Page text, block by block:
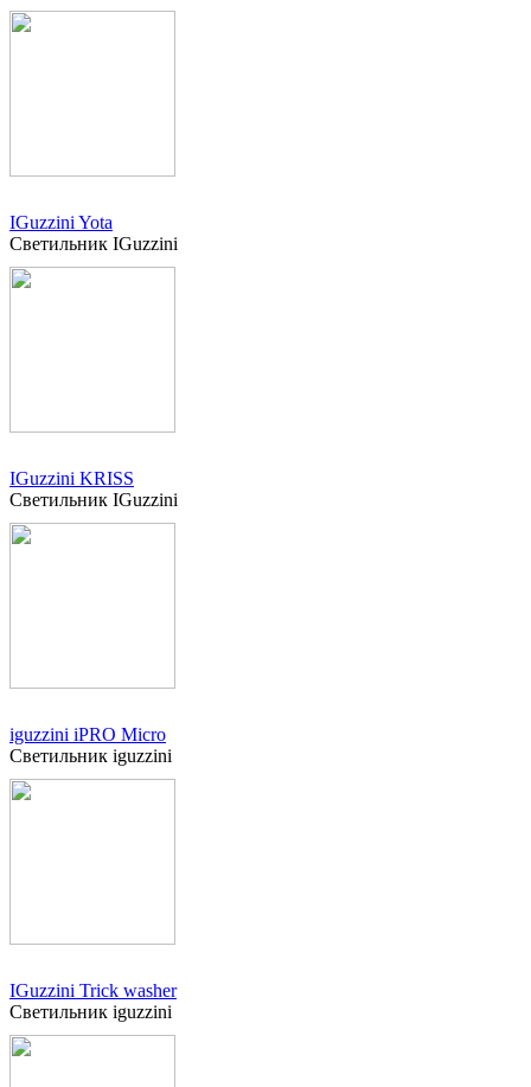
IGuzzini Yota
Светильник IGuzzini
IGuzzini KRISS
Светильник IGuzzini
iguzzini iPRO Micro
Светильник iguzzini
IGuzzini Trick washer
Светильник iguzzini